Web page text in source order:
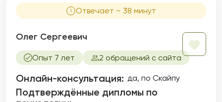
Отвечает ~ 38 минут
Олег Сергеевич
Опыт 7 лет 2 обращений с сайта
Онлайн-консультация: да, по Скайпу
Подтверждённые дипломы по